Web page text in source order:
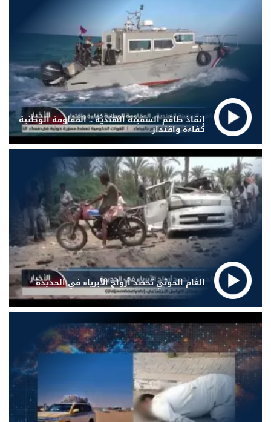
إنقاذ طاقم السفينة الهندية .. المقاومة الوطنية
كفاءة واقتدار
الغام الحوثي تحصد أرواح الأبرياء في الحديدة